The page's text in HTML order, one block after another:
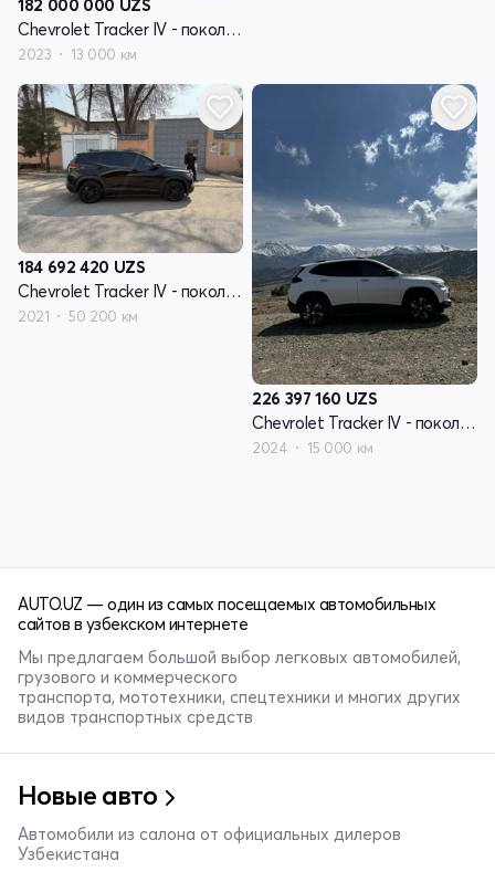
182 000 000 UZS
Chevrolet Tracker IV - поколение
2023 13 000 км
184 692 420 UZS
Chevrolet Tracker IV - поколение
2021 50 200 км
226 397 160 UZS
Chevrolet Tracker IV - поколение
2024 15 000 км
AUTO.UZ — один из самых посещаемых автомобильных
сайтов в узбекском интернете
Мы предлагаем большой выбор легковых автомобилей,
грузового и коммерческого
транспорта, мототехники, спецтехники и многих других
видов транспортных средств
Новые авто
Автомобили из салона от официальных дилеров
Узбекистана